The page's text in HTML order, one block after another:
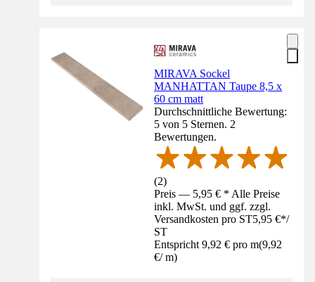
MIRAVA Sockel
MANHATTAN Taupe 8,5 x
60 cm matt
Durchschnittliche Bewertung:
5 von 5 Sternen. 2
Bewertungen.
(2)
Preis — 5,95 € * Alle Preise
inkl. MwSt. und ggf. zzgl.
Versandkosten pro ST5,95 €*/
ST
Entspricht 9,92 € pro m(9,92
€/ m)